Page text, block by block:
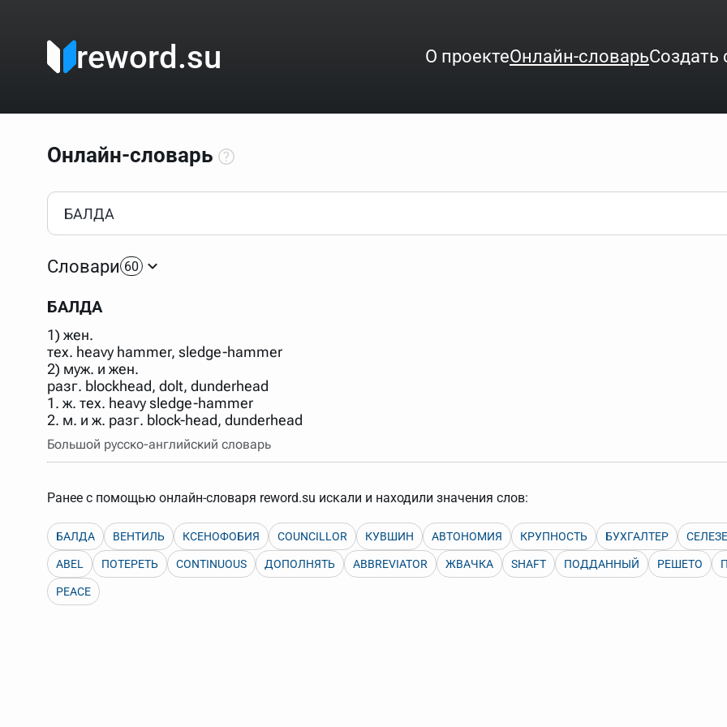
reword.su О проектеОнлайн-словарьСоздать
Онлайн-словарь
Как пользоваться онлайн-словарём?
Прежде всего, начните вводить слово, значение которого интересует. Система автоматически подберёт варианты по
Если точное написание слова неизвестно (как в кроссворде), неизвестную букву можно заменить подстановочным
Для более сложных случаев существует возможность указывать несколько слов в запросе. Например, если написать в
В сложных запросах тоже могут присутствовать неизвестные буквы. Например, в кроссворде есть слово "***м***ов", в
словом "***м***ов", далее через пробел "поэт". Получается "***м***ов поэт" (без кавычек). Нажимаем "Найти" и получаем
Порядок словарей можно изменять, перетаскивая словарь вверх или вниз за прямоугольник слева от названия
Словари 60
БАЛДА
1) жен.
тех. heavy hammer, sledge-hammer
2) муж. и жен.
разг. blockhead, dolt, dunderhead
1. ж. тех. heavy sledge-hammer
2. м. и ж. разг. block-head, dunderhead
Большой русско-английский словарь
Ранее с помощью онлайн-словаря reword.su искали и находили значения слов:
БАЛДА ВЕНТИЛЬ КСЕНОФОБИЯ COUNCILLOR КУВШИН АВТОНОМИЯ КРУПНОСТЬ БУХГАЛТЕР
ABEL ПОТЕРЕТЬ CONTINUOUS ДОПОЛНЯТЬ ABBREVIATOR ЖВАЧКА SHAFT ПОДДАННЫЙ РЕШЕТО
PEACE